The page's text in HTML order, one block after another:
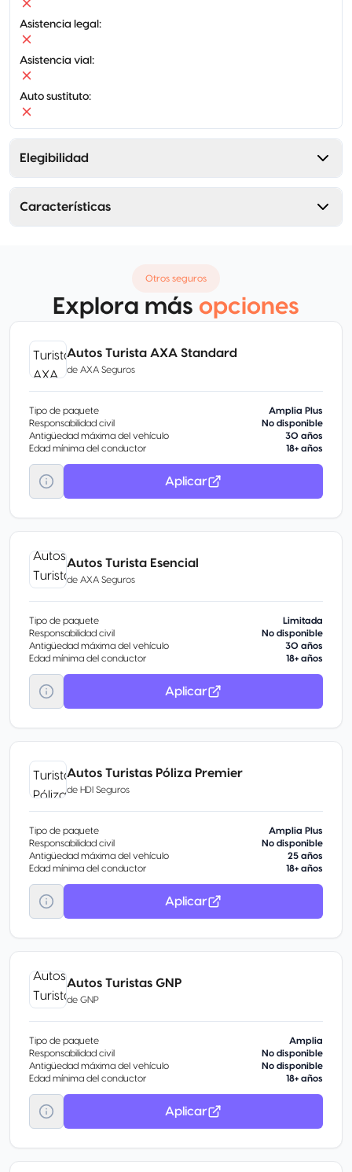
Asistencia legal :
Asistencia vial :
Auto sustituto:
Elegibilidad
Características
Otros seguros
Explora más opciones
Autos Turista AXA Standard
de AXA Seguros
Tipo de paquete
Amplia Plus
Responsabilidad civil
No disponible
Antigüedad máxima del vehículo
30 años
Edad mínima del conductor
18+ años
Aplicar
Autos Turista Esencial
de AXA Seguros
Tipo de paquete
Limitada
Responsabilidad civil
No disponible
Antigüedad máxima del vehículo
30 años
Edad mínima del conductor
18+ años
Aplicar
Autos Turistas Póliza Premier
de HDI Seguros
Tipo de paquete
Amplia Plus
Responsabilidad civil
No disponible
Antigüedad máxima del vehículo
25 años
Edad mínima del conductor
18+ años
Aplicar
Autos Turistas GNP
de GNP
Tipo de paquete
Amplia
Responsabilidad civil
No disponible
Antigüedad máxima del vehículo
No disponible
Edad mínima del conductor
18+ años
Aplicar